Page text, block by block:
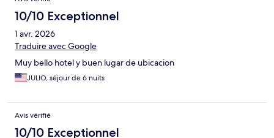
10/10 Exceptionnel
1 avr. 2026
Traduire avec Google
Muy bello hotel y buen lugar de ubicacion
JULIO, séjour de 6 nuits
Avis vérifié
10/10 Exceptionnel